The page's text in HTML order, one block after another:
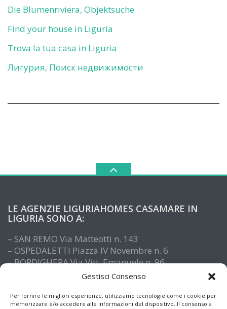
Gestisci Consenso
Per fornire le migliori esperienze, utilizziamo tecnologie come i cookie per
memorizzare e/o accedere alle informazioni del dispositivo. Il consenso a
Die Blumenriviera, Objektsuche
Find your house in Liguria
Trova la tua casa in Liguria
Лигурия, Поиск недвижимости
LE AGENZIE LIGURIAHOMES CASAMARE IN
LIGURIA SONO A:
– SAN REMO Via Matteotti n. 143
– OSPEDALETTI Piazza IV Novembre n. 6
– BORDIGHERA Via Vitt. Emanuele n. 96
– IMPERIA Piazza De Amicis n. 15
– ALASSIO Via XX Settembre n. 61